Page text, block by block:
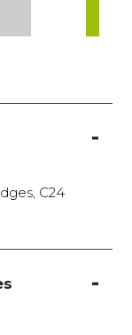
C24